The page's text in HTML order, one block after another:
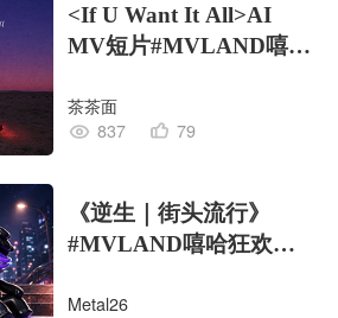
<If U Want It All>AI
MV短片#MVLAND嘻哈
茶茶面
837
79
《逆生｜街头流行》
#MVLAND嘻哈狂欢派
Metal26